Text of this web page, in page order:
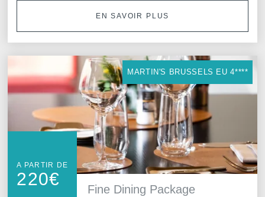
EN SAVOIR PLUS
Fine Dining Package
A PARTIR DE
220€
MARTIN'S BRUSSELS EU 4****